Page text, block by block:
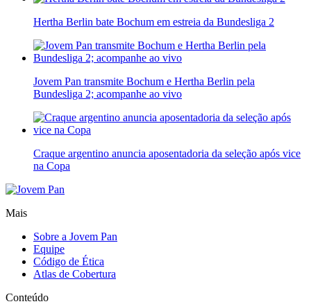
Hertha Berlin bate Bochum em estreia da Bundesliga 2
Jovem Pan transmite Bochum e Hertha Berlin pela
Bundesliga 2; acompanhe ao vivo
Craque argentino anuncia aposentadoria da seleção após vice
na Copa
Mais
Sobre a Jovem Pan
Equipe
Código de Ética
Atlas de Cobertura
Conteúdo